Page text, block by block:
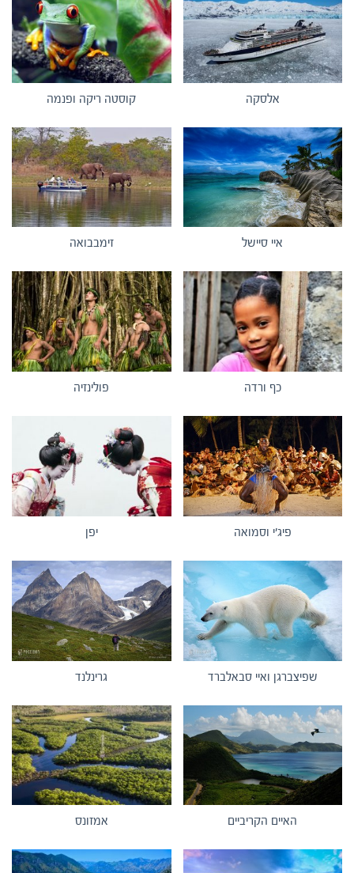
אלסקה קוסטה ריקה ופנמה
איי סיישל זימבבואה
כף ורדה פולינזיה
פיג'י וסמואה יפן
שפיצברגן ואיי סבאלברד גרינלנד
האיים הקריביים אמזונס